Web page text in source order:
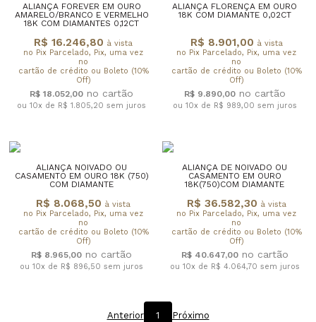
ALIANÇA FOREVER EM OURO
AMARELO/BRANCO E VERMELHO
18K COM DIAMANTES 0,12CT
R$ 16.246,80 à vista
no Pix Parcelado, Pix, uma vez
no
cartão de crédito ou Boleto (10%
Off)
R$ 18.052,00
ou 10x de R$ 1.805,20 sem juros
ALIANÇA FLORENÇA EM OURO
18K COM DIAMANTE 0,02CT
R$ 8.901,00 à vista
no Pix Parcelado, Pix, uma vez
no
cartão de crédito ou Boleto (10%
Off)
R$ 9.890,00
ou 10x de R$ 989,00 sem juros
ALIANÇA NOIVADO OU
CASAMENTO EM OURO 18K (750)
COM DIAMANTE
R$ 8.068,50 à vista
no Pix Parcelado, Pix, uma vez
no
cartão de crédito ou Boleto (10%
Off)
R$ 8.965,00
ou 10x de R$ 896,50 sem juros
ALIANÇA DE NOIVADO OU
CASAMENTO EM OURO
18K(750)COM DIAMANTE
R$ 36.582,30 à vista
no Pix Parcelado, Pix, uma vez
no
cartão de crédito ou Boleto (10%
Off)
R$ 40.647,00
ou 10x de R$ 4.064,70 sem juros
Anterior 1 Próximo